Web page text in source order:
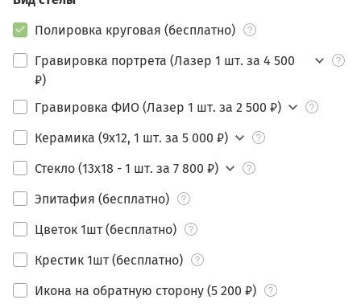
Полировка круговая (бесплатно)
Гравировка портрета (Лазер 1 шт. за 4 500
₽)
Гравировка ФИО (Лазер 1 шт. за 2 500 ₽)
Керамика (9х12, 1 шт. за 5 000 ₽)
Стекло (13х18 - 1 шт. за 7 800 ₽)
Эпитафия (бесплатно)
Цветок 1шт (бесплатно)
Крестик 1шт (бесплатно)
Икона на обратную сторону (5 200 ₽)